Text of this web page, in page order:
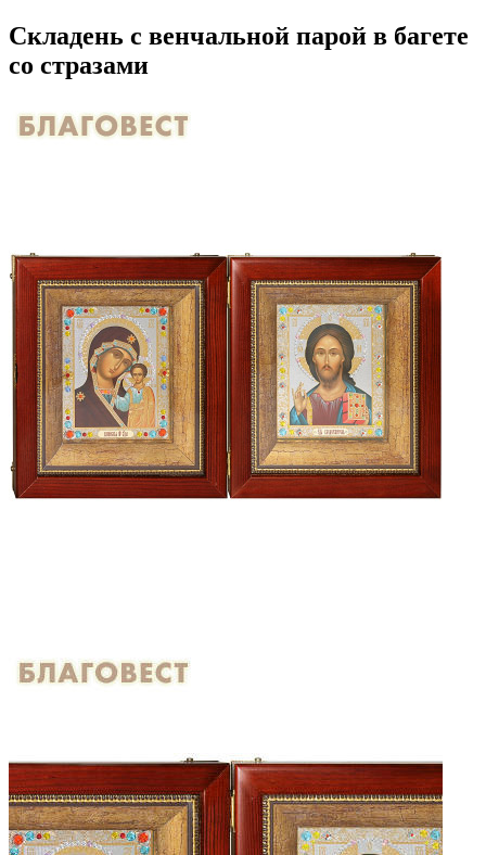
Складень с венчальной парой в багете
со стразами